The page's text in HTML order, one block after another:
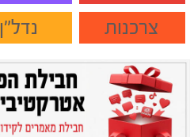
צרכנות
נדל"ן